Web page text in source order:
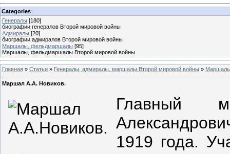
Categories
Генералы [180]
биографии генералов Второй мировой войны
Адмиралы [20]
биографии адмиралов Второй мировой войны
Маршалы, фельдмаршалы [95]
Маршалы, фельдмаршалы Второй мировой войны
Главная » Статьи » Генералы, адмиралы, маршалы Второй мировой войны »
Маршал А.А. Новиков.
Главный
1919 года.